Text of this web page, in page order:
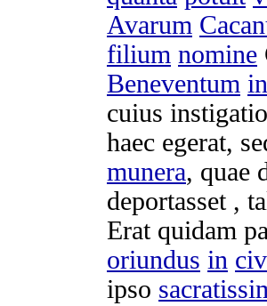
Avarum
filium nomine
Beneventum in
cuius
haec egerat,
munera, quae
deportasset,
Erat quidam
oriundus in
ipso